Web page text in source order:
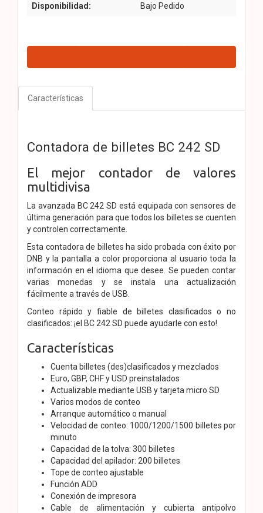
Disponibilidad: Bajo Pedido
Características
Contadora de billetes BC 242 SD
El mejor contador de valores
multidivisa
La avanzada BC 242 SD está equipada con sensores de
última generación para que todos los billetes se cuenten
y controlen correctamente.
Esta contadora de billetes ha sido probada con éxito por
DNB y la pantalla a color proporciona al usuario toda la
información en el idioma que desee. Se pueden contar
varias monedas y se instala una actualización
fácilmente a través de USB.
Conteo rápido y fiable de billetes clasificados o no
clasificados: ¡el BC 242 SD puede ayudarle con esto!
Características
Cuenta billetes (des)clasificados y mezclados
Euro, GBP, CHF y USD preinstalados
Actualizable mediante USB y tarjeta micro SD
Varios modos de conteo
Arranque automático o manual
Velocidad de conteo: 1000/1200/1500 billetes por
minuto
Capacidad de la tolva: 300 billetes
Capacidad del apilador: 200 billetes
Tope de conteo ajustable
Función ADD
Conexión de impresora
Cable de alimentación y cubierta antipolvo